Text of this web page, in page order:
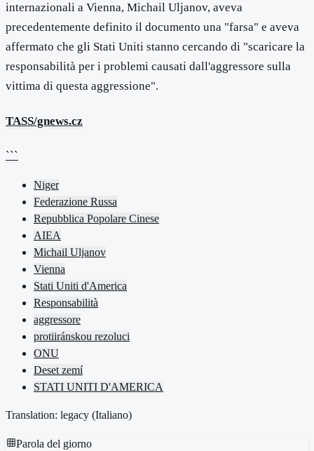
internazionali a Vienna, Michail Uljanov, aveva
precedentemente definito il documento una "farsa" e aveva
affermato che gli Stati Uniti stanno cercando di "scaricare la
responsabilità per i problemi causati dall'aggressore sulla
vittima di questa aggressione".
TASS/gnews.cz
```
Niger
Federazione Russa
Repubblica Popolare Cinese
AIEA
Michail Uljanov
Vienna
Stati Uniti d'America
Responsabilità
aggressore
protiiránskou rezoluci
ONU
Deset zemí
STATI UNITI D'AMERICA
Translation: legacy (Italiano)
Parola del giorno